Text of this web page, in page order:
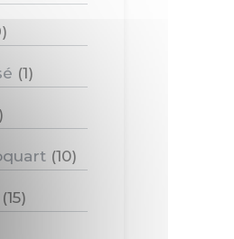
(1)
(10)
(15)